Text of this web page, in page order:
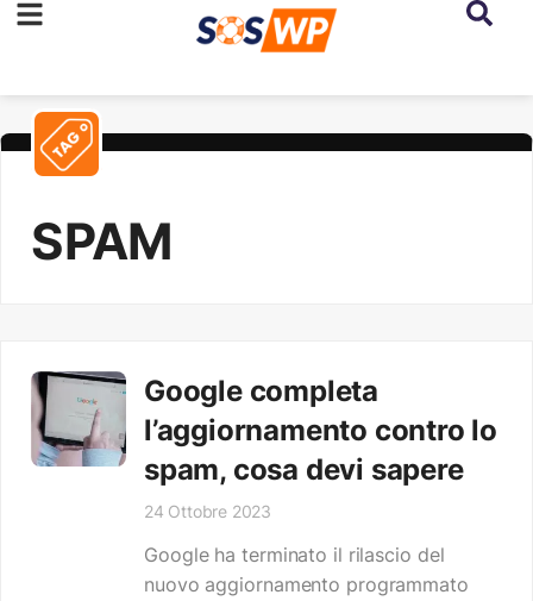
SPAM
Google completa
l’aggiornamento contro lo
spam, cosa devi sapere
24 Ottobre 2023
Google ha terminato il rilascio del
nuovo aggiornamento programmato